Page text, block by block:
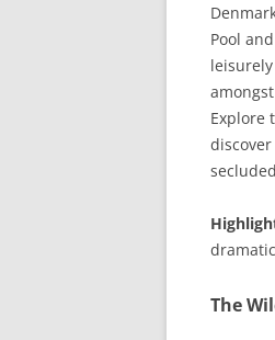
Pool
Explore
The